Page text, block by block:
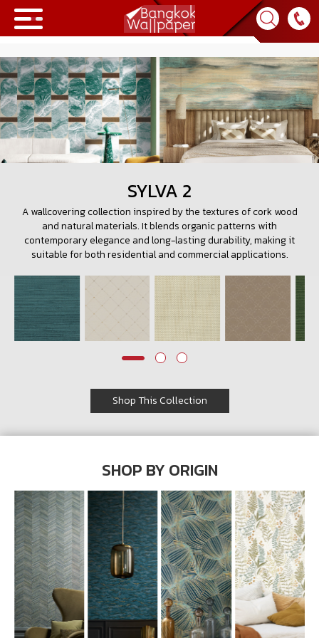
Collection
BWP
Product
Tips & Tricks
News & Activity
Contact Us
About Us
Achievement
Contact Us
เข้าสู่ระบบ
Wish List
Language
SYLVA 2
A wallcovering collection inspired by the textures of cork wood
and natural materials. It blends organic patterns with
contemporary elegance and long-lasting durability, making it
suitable for both residential and commercial applications.
Shop This Collection
SHOP BY ORIGIN